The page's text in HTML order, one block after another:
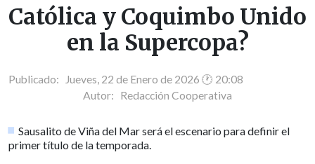
Católica y Coquimbo Unido
en la Supercopa?
Publicado: Jueves, 22 de Enero de 2026 🕐 20:08
Autor: Redacción Cooperativa
Sausalito de Viña del Mar será el escenario para definir el
primer título de la temporada.